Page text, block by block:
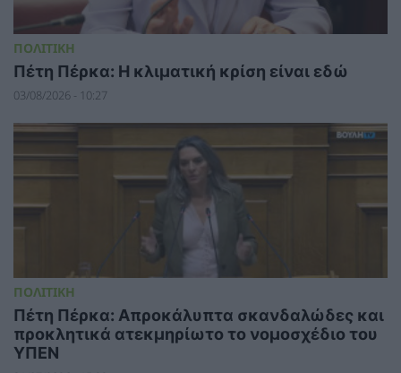
ΠΟΛΙΤΙΚΗ
Πέτη Πέρκα: Η κλιματική κρίση είναι εδώ
03/08/2026 - 10:27
ΠΟΛΙΤΙΚΗ
Πέτη Πέρκα: Απροκάλυπτα σκανδαλώδες και
προκλητικά ατεκμηρίωτο το νομοσχέδιο του
ΥΠΕΝ